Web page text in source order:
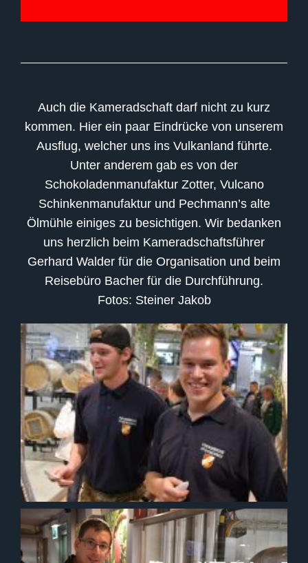
Auch die Kameradschaft darf nicht zu kurz
kommen. Hier ein paar Eindrücke von unserem
Ausflug, welcher uns ins Vulkanland führte.
Unter anderem gab es von der
Schokoladenmanufaktur Zotter, Vulcano
Schinkenmanufaktur und Pechmann’s alte
Ölmühle einiges zu besichtigen. Wir bedanken
uns herzlich beim Kameradschaftsführer
Gerhard Walder für die Organisation und beim
Reisebüro Bacher für die Durchführung.
Fotos: Steiner Jakob